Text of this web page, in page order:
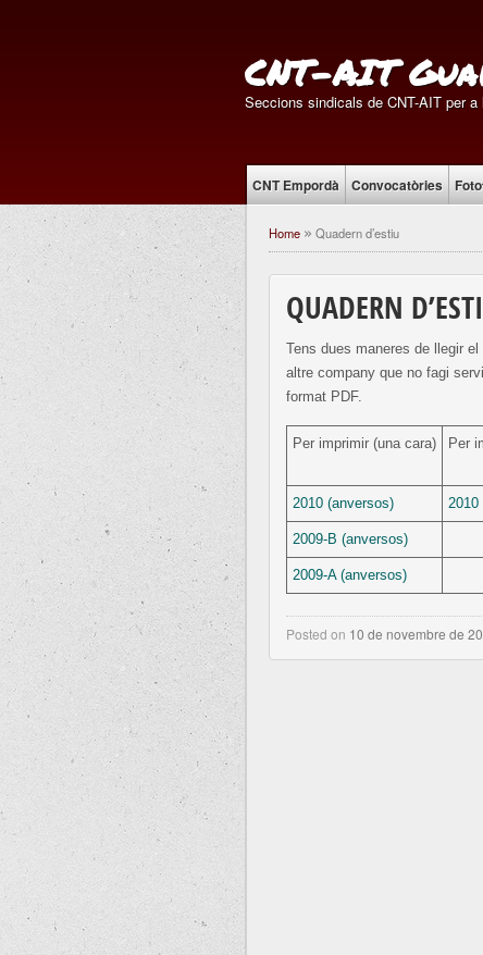
CNT-AIT
Seccions sindicals de CNT-AIT per
CNT Empordà Convocatòries
Home » Quadern d’estiu
QUADERN
Tens dues maneres de llegir
altre company que no fagi
format PDF.
Per imprimir (una cara) Per
2010 (anversos) 2010
2009-B (anversos)
2009-A (anversos)
Posted on 10 de novembre de